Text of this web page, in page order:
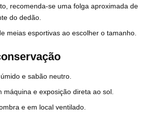
recomenda-se uma folga aproximada de
do dedão.
meias esportivas ao escolher o tamanho.
e sabão neutro.
máquina e exposição direta ao sol.
e em local ventilado.